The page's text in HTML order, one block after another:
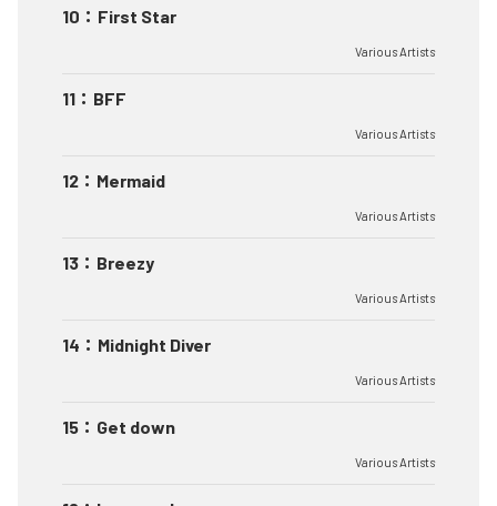
10 ： First Star
Various Artists
11 ： BFF
Various Artists
12 ： Mermaid
Various Artists
13 ： Breezy
Various Artists
14 ： Midnight Diver
Various Artists
15 ： Get down
Various Artists